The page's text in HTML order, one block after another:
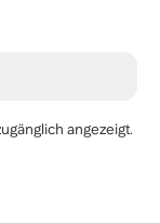
angezeigt.